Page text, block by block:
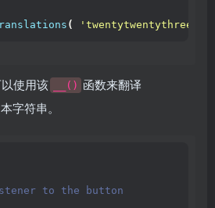
(
使用该 __() 函数来翻译
字符串。
to the button